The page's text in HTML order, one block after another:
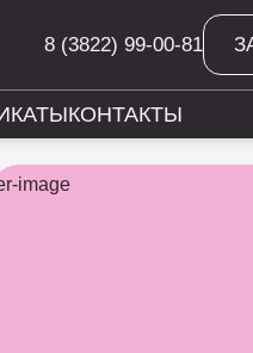
8 (3822) 99-00-81
КОНТАКТЫ